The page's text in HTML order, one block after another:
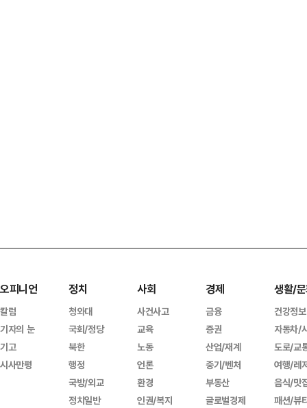
오피니언
칼럼
기자의 눈
기고
시사만평
정치
청와대
국회/정당
북한
행정
국방/외교
정치일반
사회
사건사고
교육
노동
언론
환경
인권/복지
경제
금융
증권
산업/재계
중기/벤처
부동산
글로벌경제
생활/
건강정보
자동차/
도로/교
여행/레
음식/맛
패션/뷰